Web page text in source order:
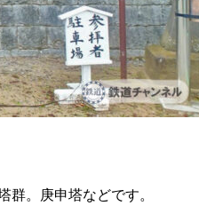
群。庚申塔などです。